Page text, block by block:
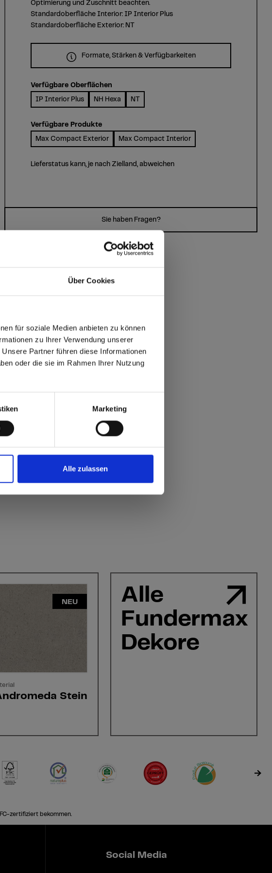
Über Cookies
für soziale Medien anbieten zu können
zu Ihrer Verwendung unserer
Partner führen diese Informationen
oder die sie im Rahmen Ihrer Nutzung
Marketing
Alle zulassen
what Fundermax offers in Europe
/ Rest of the World
Optimierung und Zuschnitt beachten.
Standardoberfläche Interior: IP Interior Plus
Standardoberfläche Exterior: NT
Formate, Stärken & Verfügbarkeiten
Verfügbare Oberflächen
IP Interior Plus NH Hexa NT
Verfügbare Produkte
Max Compact Exterior Max Compact Interior
Lieferstatus kann, je nach Zielland, abweichen
Sie haben Fragen?
NEU
Stein
Alle
Fundermax
Dekore
zertifiziert bekommen.
Social Media